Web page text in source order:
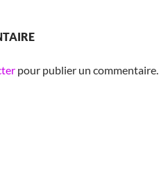
pour publier un commentaire.